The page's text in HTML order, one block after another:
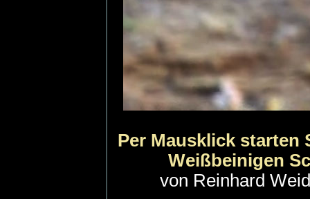
Per Mausklick starten
Weißbeinigen
von Reinhard